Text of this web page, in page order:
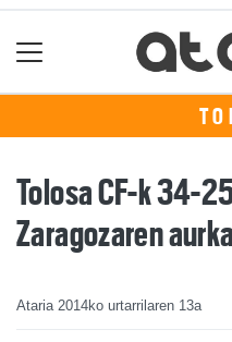
Tolosa CF-k 34-
Zaragozaren
Ataria 2014ko urtarrilaren 13a